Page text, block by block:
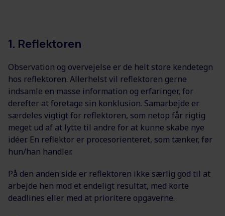
1. Reflektoren
Observation og overvejelse er de helt store kendetegn
hos reflektoren. Allerhelst vil reflektoren gerne
indsamle en masse information og erfaringer, for
derefter at foretage sin konklusion. Samarbejde er
særdeles vigtigt for reflektoren, som netop får rigtig
meget ud af at lytte til andre for at kunne skabe nye
idéer. En reflektor er procesorienteret, som tænker, før
hun/han handler.
På den anden side er reflektoren ikke særlig god til at
arbejde hen mod et endeligt resultat, med korte
deadlines eller med at prioritere opgaverne.